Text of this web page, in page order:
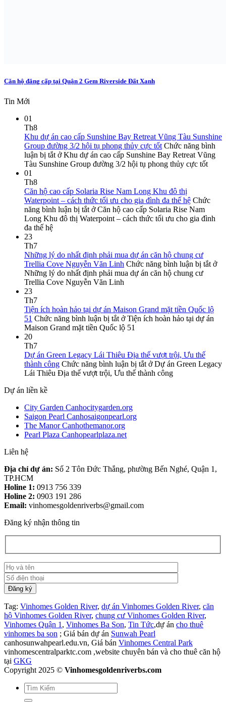
Căn hộ đăng cấp tại Quận 2 Gem Riverside Đất Xanh
Tin Mới
01
Th8
Khu dự án cao cấp Sunshine Bay Retreat Vũng Tàu Sunshine
Group đường 3/2 hội tụ phong thủy cực tốt Chức năng bình
luận bị tắt ở Khu dự án cao cấp Sunshine Bay Retreat Vũng
Tàu Sunshine Group đường 3/2 hội tụ phong thủy cực tốt
01
Th8
Căn hộ cao cấp Solaria Rise Nam Long Khu đô thị
Waterpoint – cách thức tối ưu cho gia đình đa thế hệ Chức
năng bình luận bị tắt ở Căn hộ cao cấp Solaria Rise Nam
Long Khu đô thị Waterpoint – cách thức tối ưu cho gia đình
đa thế hệ
23
Th7
Những lý do nhất định phải mua dự án căn hộ chung cư
Trellia Cove Nguyễn Văn Linh Chức năng bình luận bị tắt ở
Những lý do nhất định phải mua dự án căn hộ chung cư
Trellia Cove Nguyễn Văn Linh
23
Th7
Tiện ích hoàn hảo tại dự án Maison Grand mặt tiền Quốc lộ
51 Chức năng bình luận bị tắt ở Tiện ích hoàn hảo tại dự án
Maison Grand mặt tiền Quốc lộ 51
20
Th7
Dự án Green Legacy Lái Thiêu Địa thế vượt trội, Ưu thế
thành công Chức năng bình luận bị tắt ở Dự án Green Legacy
Lái Thiêu Địa thế vượt trội, Ưu thế thành công
Dự án liền kề
City Garden Canhocitygarden.org
Saigon Pearl Canhosaigonpearl.org
The Manor Canhothemanor.org
Pearl Plaza Canhopearlplaza.net
Liên hệ
Địa chỉ dự án: Số 2 Tôn Đức Thắng, phường Bến Nghé, Quận 1,
TP.HCM
Holine 1: 0913 756 339
Holine 2: 0903 191 286
Email: vinhomesgoldenriverbs@gmail.com
Đăng ký nhận thông tin
Tag: Vinhomes Golden River, dự án Vinhomes Golden River, căn
hộ Vinhomes Golden River, chung cư Vinhomes Golden River,
Vinhomes Quận 1 , Vinhomes Ba Son, Tin Tức,dự án cho thuê
vinhomes ba son ; Giá bán dự án Sunwah Pearl
canhosunwahpearl.edu.vn, Giá bán Vinhomes Central Park
vinhomescentralparktc.com ,website chuyên bán và cho thuê căn hộ
tại GKG
Copyright 2025 © Vinhomesgoldenriverbs.com